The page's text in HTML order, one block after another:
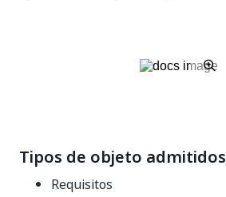
Tipos de objeto admitidos
Requisitos